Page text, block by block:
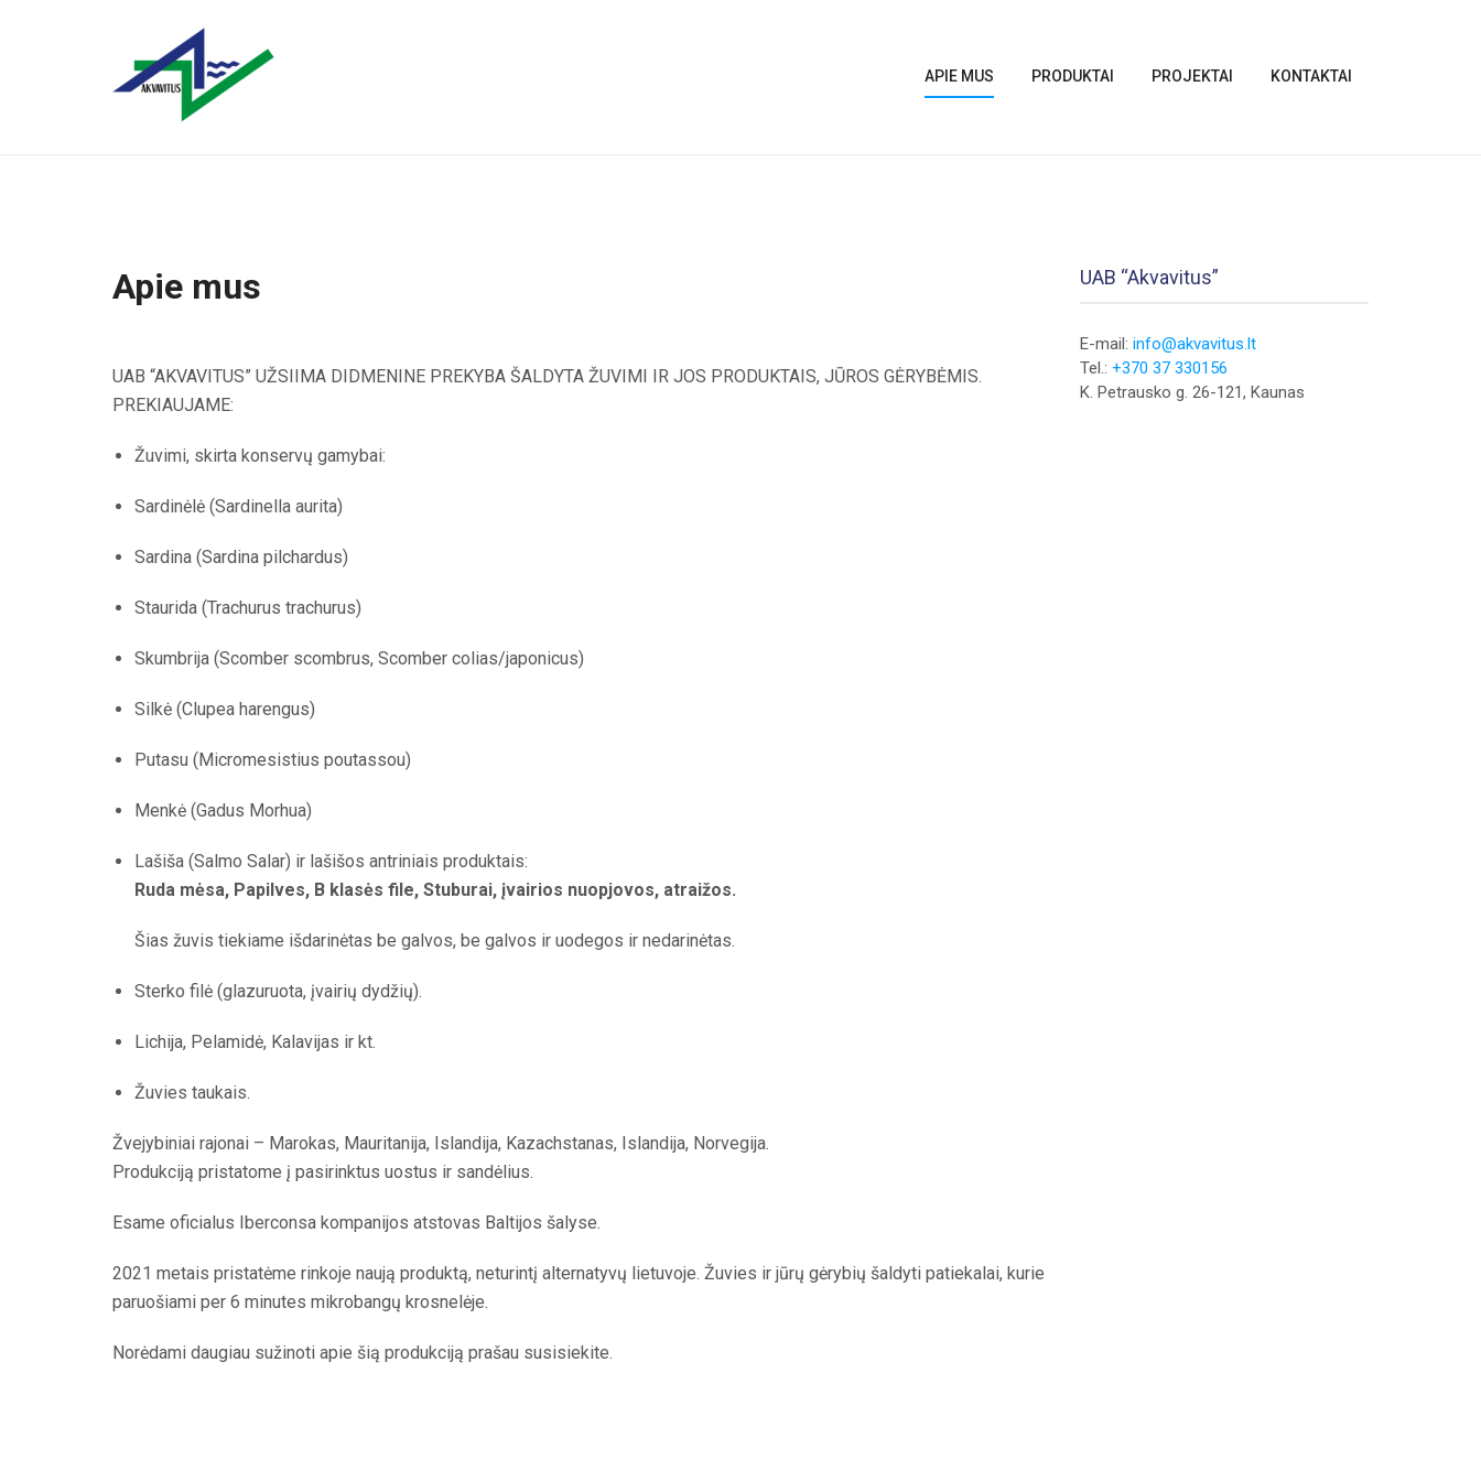
APIE MUS PRODUKTAI PROJEKTAI KONTAKTAI
Apie mus
UAB “AKVAVITUS” UŽSIIMA DIDMENINE PREKYBA ŠALDYTA ŽUVIMI IR JOS PRODUKTAIS, JŪROS GĖRYBĖMIS.
PREKIAUJAME:
Žuvimi, skirta konservų gamybai:
Sardinėlė (Sardinella aurita)
Sardina (Sardina pilchardus)
Staurida (Trachurus trachurus)
Skumbrija (Scomber scombrus, Scomber colias/japonicus)
Silkė (Clupea harengus)
Putasu (Micromesistius poutassou)
Menkė (Gadus Morhua)
Lašiša (Salmo Salar) ir lašišos antriniais produktais:
Ruda mėsa, Papilves, B klasės file, Stuburai, įvairios nuopjovos, atraižos.
Šias žuvis tiekiame išdarinėtas be galvos, be galvos ir uodegos ir nedarinėtas.
Sterko filė (glazuruota, įvairių dydžių).
Lichija, Pelamidė, Kalavijas ir kt.
Žuvies taukais.
Žvejybiniai rajonai – Marokas, Mauritanija, Islandija, Kazachstanas, Islandija, Norvegija.
Produkciją pristatome į pasirinktus uostus ir sandėlius.
Esame oficialus Iberconsa kompanijos atstovas Baltijos šalyse.
2021 metais pristatėme rinkoje naują produktą, neturintį alternatyvų lietuvoje. Žuvies ir jūrų gėrybių šaldyti patiekalai, kurie
paruošiami per 6 minutes mikrobangų krosnelėje.
Norėdami daugiau sužinoti apie šią produkciją prašau susisiekite.
UAB “Akvavitus”
E-mail: info@akvavitus.lt
Tel.: +370 37 330156
K. Petrausko g. 26-121, Kaunas